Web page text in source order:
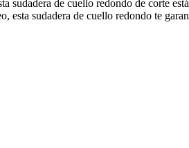
sudadera de cuello redondo de corte
esta sudadera de cuello redondo te